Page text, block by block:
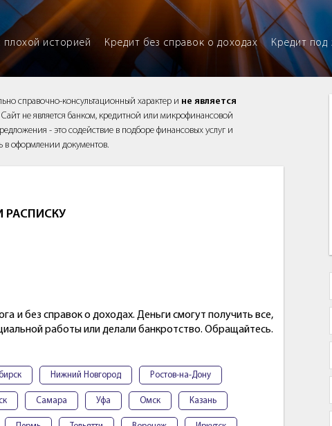
плохой историей Кредит без справок о доходах Кредит под
справочно-консультационный характер и не является
Сайт не является банком, кредитной или микрофинансовой
- это содействие в подборе финансовых услуг и
в оформлении документов.
РАСПИСКУ
и без справок о доходах. Деньги смогут получить все,
работы или делали банкротство. Обращайтесь.
Нижний Новгород Ростов-на-Дону
Самара Уфа Омск Казань